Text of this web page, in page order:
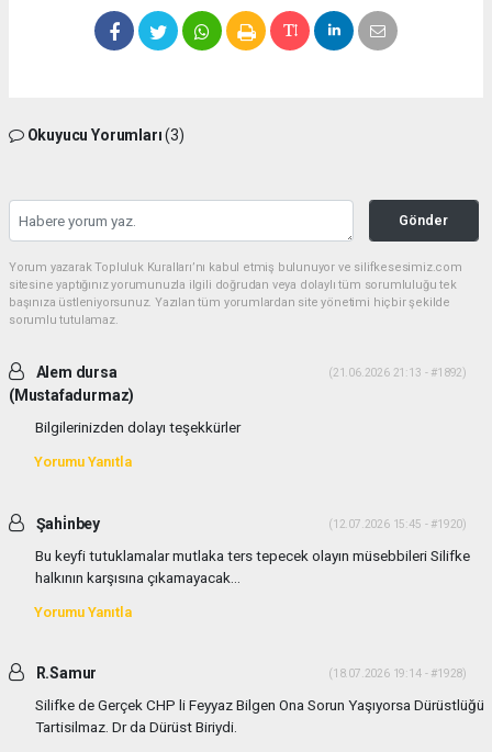
Okuyucu Yorumları(3)
Gönder
Yorum yazarak Topluluk Kuralları’nı kabul etmiş bulunuyor ve silifkesesimiz.com
sitesine yaptığınız yorumunuzla ilgili doğrudan veya dolaylı tüm sorumluluğu tek
başınıza üstleniyorsunuz. Yazılan tüm yorumlardan site yönetimi hiçbir şekilde
sorumlu tutulamaz.
Alem dursa
(Mustafadurmaz)
(21.06.2026 21:13 - #1892)
Bilgilerinizden dolayı teşekkürler
Yorumu Yanıtla
Şahi̇nbey (12.07.2026 15:45 - #1920)
Bu keyfi tutuklamalar mutlaka ters tepecek olayın müsebbileri Silifke
halkının karşısına çıkamayacak...
Yorumu Yanıtla
R.Samur (18.07.2026 19:14 - #1928)
Silifke de Gerçek CHP li Feyyaz Bilgen Ona Sorun Yaşıyorsa Dürüstlüğü
Tartisilmaz. Dr da Dürüst Biriydi.